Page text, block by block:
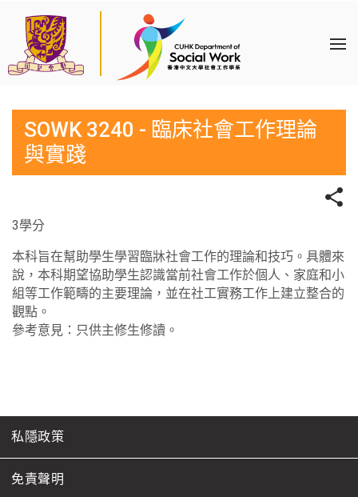
SOWK 3240 - 臨床社會工作理論
與實踐
3學分
本科旨在幫助學生學習臨牀社會工作的理論和技巧。具體來
說，本科期望協助學生認識當前社會工作於個人、家庭和小
組等工作範疇的主要理論，並在社工實務工作上建立整合的
觀點。
參考意見：只供主修生修讀。
私隱政策
免責聲明